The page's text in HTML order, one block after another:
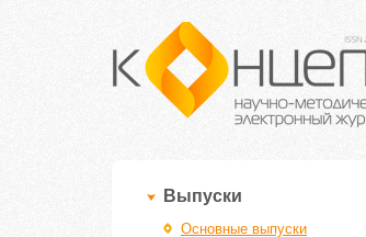
Выпуски
Основные выпуски